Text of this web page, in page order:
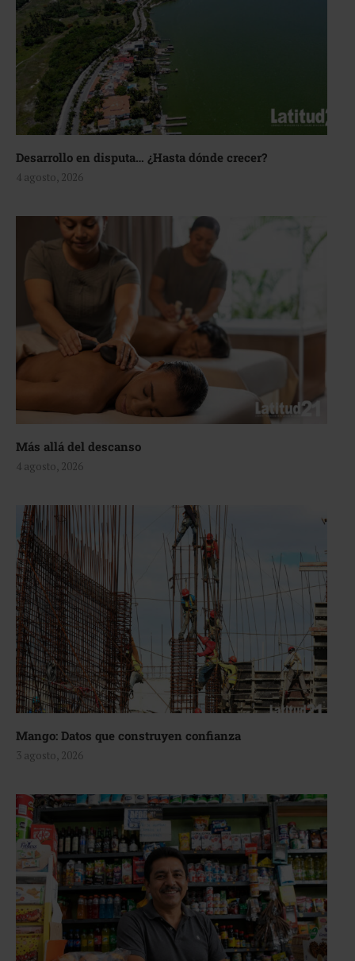
Desarrollo en disputa… ¿Hasta dónde crecer?
4 agosto, 2026
Más allá del descanso
4 agosto, 2026
Mango: Datos que construyen confianza
3 agosto, 2026